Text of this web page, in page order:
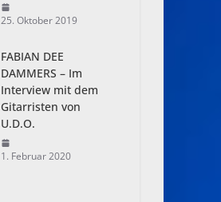
25. Oktober 2019
FABIAN DEE
DAMMERS – Im
Interview mit dem
Gitarristen von
U.D.O.
1. Februar 2020